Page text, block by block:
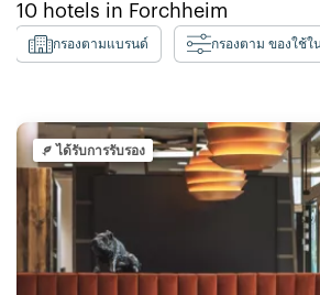
10 hotels in Forchheim
กรองตามแบรนด์ กรองตาม ของใช้ใ
ได้รับการรับรอง